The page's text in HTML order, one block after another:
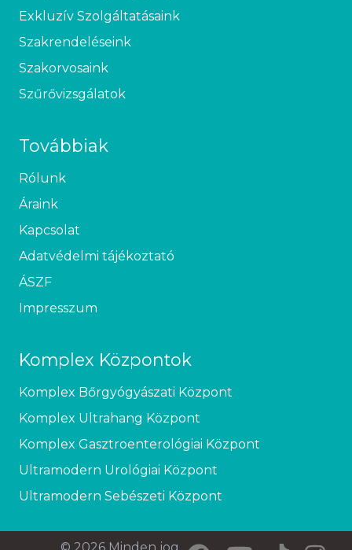
Exkluzív Szolgáltatásaink
Szakrendeléseink
Szakorvosaink
Szűrővizsgálatok
Továbbiak
Rólunk
Áraink
Kapcsolat
Adatvédelmi tájékoztató
ÁSZF
Impresszum
Komplex Központok
Komplex Bőrgyógyászati Központ
Komplex Ultrahang Központ
Komplex Gasztroenterológiai Központ
Ultramodern Urológiai Központ
Ultramodern Sebészeti Központ